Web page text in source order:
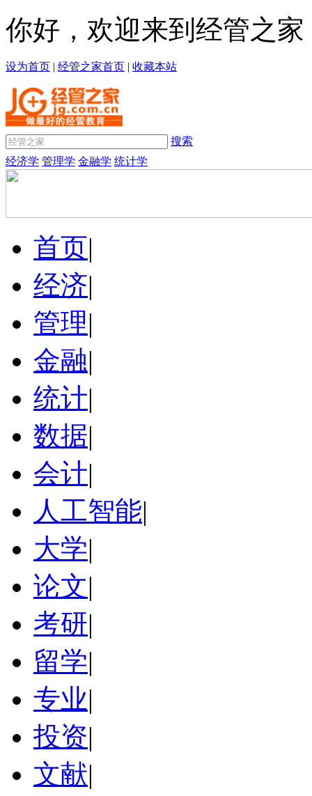
你好，欢迎来到经管之家
设为首页 | 经管之家首页 | 收藏本站
搜索
经济学 管理学 金融学 统计学
首页|
经济|
管理|
金融|
统计|
数据|
会计|
人工智能|
大学|
论文|
考研|
留学|
专业|
投资|
文献|